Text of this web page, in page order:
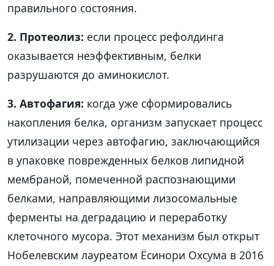
правильного состояния.
2. Протеолиз: если процесс рефолдинга
оказывается неэффективным, белки
разрушаются до аминокислот.
3. Автофагия: когда уже сформировались
накопления белка, организм запускает процесс
утилизации через автофагию, заключающийся
в упаковке поврежденных белков липидной
мембраной, помеченной распознающими
белками, направляющими лизосомальные
ферменты на деградацию и переработку
клеточного мусора. Этот механизм был открыт
Нобелевским лауреатом Ёсинори Охсума в 2016